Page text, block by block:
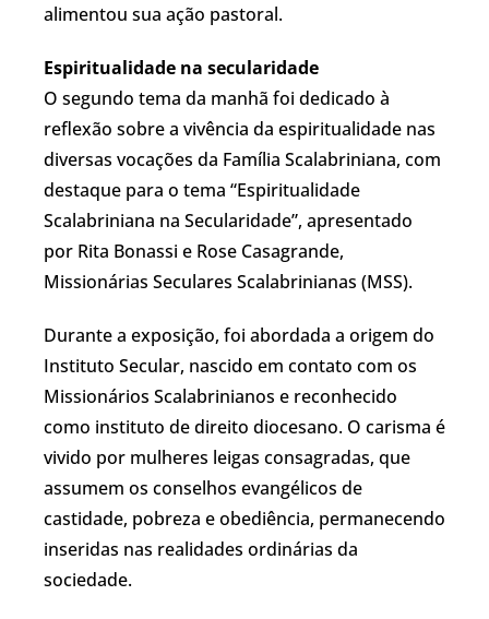
alimentou sua ação pastoral.
Espiritualidade na secularidade
O segundo tema da manhã foi dedicado à
reflexão sobre a vivência da espiritualidade nas
diversas vocações da Família Scalabriniana, com
destaque para o tema “Espiritualidade
Scalabriniana na Secularidade”, apresentado
por Rita Bonassi e Rose Casagrande,
Missionárias Seculares Scalabrinianas (MSS).
Durante a exposição, foi abordada a origem do
Instituto Secular, nascido em contato com os
Missionários Scalabrinianos e reconhecido
como instituto de direito diocesano. O carisma é
vivido por mulheres leigas consagradas, que
assumem os conselhos evangélicos de
castidade, pobreza e obediência, permanecendo
inseridas nas realidades ordinárias da
sociedade.